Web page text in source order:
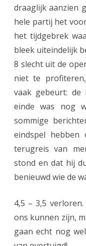
draaglijk aanzien
hele partij het
het tijdgebrek
bleek uiteindelijk
8 slecht uit de
niet te
vaak gebeurt: de
einde was nog
sommige
eindspel hebben
terugreis van
stond en dat hij
benieuwd wie de
4,5 – 3,5
ons kunnen zijn,
gaan echt nog